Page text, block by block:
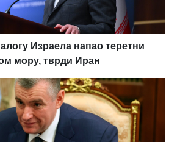
Израела напао теретни
мору, тврди Иран